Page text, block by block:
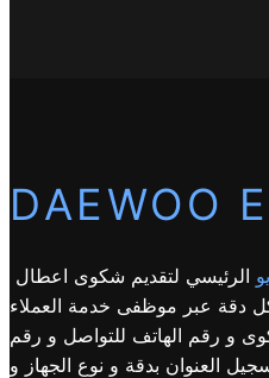
DAEWOO
الرئيسي لتقديم شكوى اعطال
دقة عبر موظفى خدمة العملاء
و رقم الهاتف للتواصل و رقم
العنوان بدقة و نوع الجهاز و